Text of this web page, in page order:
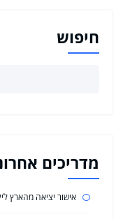
חיפוש
מדריכים
אישור יציאה מהארץ